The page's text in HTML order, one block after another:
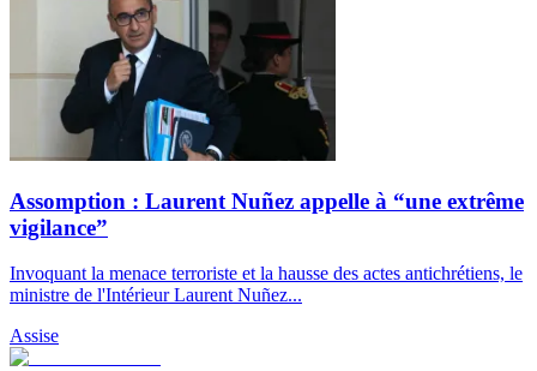
Assomption : Laurent Nuñez appelle à “une extrême
vigilance”
Invoquant la menace terroriste et la hausse des actes antichrétiens, le
ministre de l'Intérieur Laurent Nuñez...
Assise